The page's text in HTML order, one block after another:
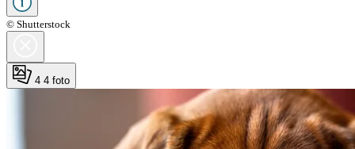
© Shutterstock
4 4 foto